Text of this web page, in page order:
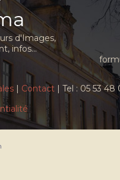
d'Images,
infos...
| Contact | Tel : 05 53 48